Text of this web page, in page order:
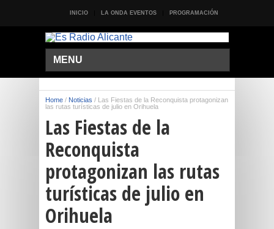
INICIO LA ONDA EVENTOS PROGRAMACIÓN
MENU
Home / Noticias / Las Fiestas de la Reconquista protagonizan
las rutas turísticas de julio en Orihuela
Las Fiestas de la
Reconquista
protagonizan las rutas
turísticas de julio en
Orihuela